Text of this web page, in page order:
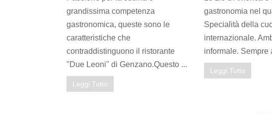
grandissima competenza
gastronomica, queste sono le
caratteristiche che
contraddistinguono il ristorante
"Due Leoni" di Genzano.Questo ...
Leggi Tutto
gastronomia nel
Specialità della
internazionale.
informale. Sempre
Leggi Tutto